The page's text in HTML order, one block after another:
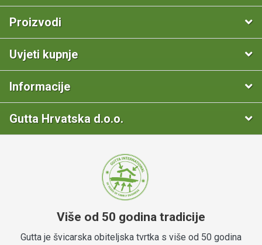
Proizvodi
Uvjeti kupnje
Informacije
Gutta Hrvatska d.o.o.
Više od 50 godina tradicije
Gutta je švicarska obiteljska tvrtka s više od 50 godina